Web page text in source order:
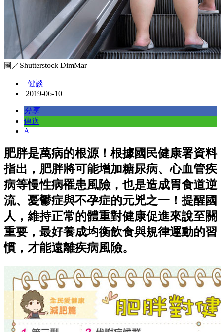
圖／Shutterstock DimMar
健談
2019-06-10
分享
傳送
A+
肥胖是萬病的根源！根據國民健康署資料
指出，肥胖將可能增加糖尿病、心血管疾
病等慢性病罹患風險，也是造成胃食道逆
流、憂鬱症與不孕症的元兇之一！提醒國
人，維持正常的體重對健康促進來說至關
重要，最好養成均衡飲食與規律運動的習
慣，才能遠離疾病風險。